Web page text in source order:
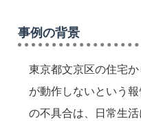
事例の背景
東京都文京区の住宅
が動作しないという
の不具合は、日常生